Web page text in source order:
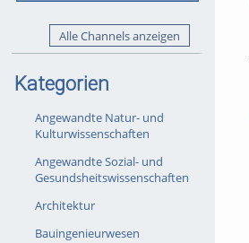
Alle Channels anzeigen
Kategorien
Angewandte Natur- und
Kulturwissenschaften
Angewandte Sozial- und
Gesundsheitswissenschaften
Architektur
Bauingenieurwesen